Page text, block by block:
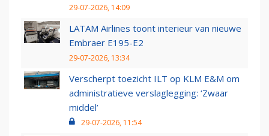
29-07-2026, 14:09
LATAM Airlines toont interieur van nieuwe
Embraer E195-E2
29-07-2026, 13:34
Verscherpt toezicht ILT op KLM E&M om
administratieve verslaglegging: ‘Zwaar
middel’
29-07-2026, 11:54